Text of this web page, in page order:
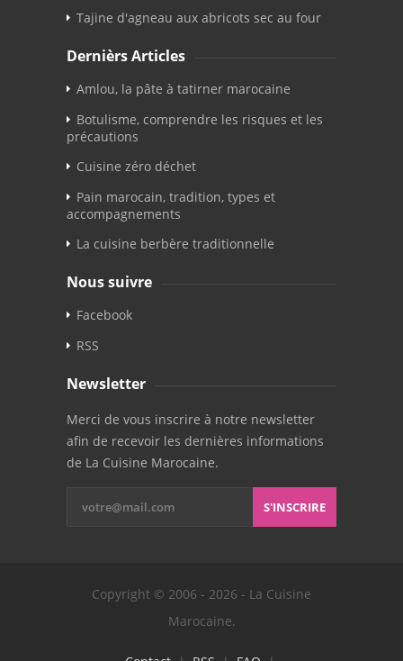
Tajine d'agneau aux abricots sec au four
Dernièrs Articles
Amlou, la pâte à tatirner marocaine
Botulisme, comprendre les risques et les
précautions
Cuisine zéro déchet
Pain marocain, tradition, types et
accompagnements
La cuisine berbère traditionnelle
Nous suivre
Facebook
RSS
Newsletter
Merci de vous inscrire à notre newsletter
afin de recevoir les dernières informations
de La Cuisine Marocaine.
S'INSCRIRE
Copyright © 2006 - 2026 - La Cuisine
Marocaine.